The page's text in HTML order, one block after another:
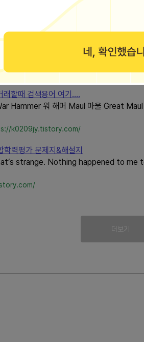
Beach Resort
tour, I kept swimming, swimming,
pasta, and Eggs and steak rice...
래할때 검색용어 여기....
Hammer 워 해머 Maul 마울 Great
k0209jy.tistory.com/
력평가 문제지&해설지
strange. Nothing happened to me
더보기